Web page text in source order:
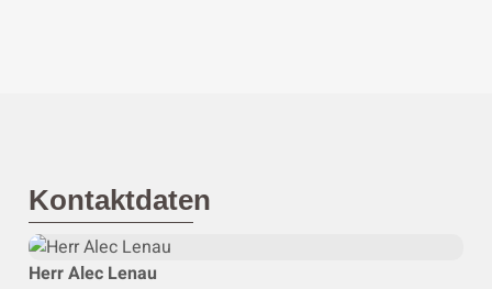
Kontaktdaten
Herr Alec Lenau